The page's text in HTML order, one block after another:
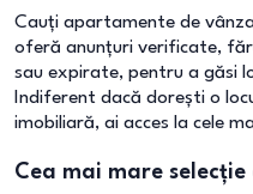
Cauți apartamente de
oferă anunțuri verificate,
sau expirate, pentru a găsi
Indiferent dacă dorești o
imobiliară, ai acces la cele
Cea mai mare